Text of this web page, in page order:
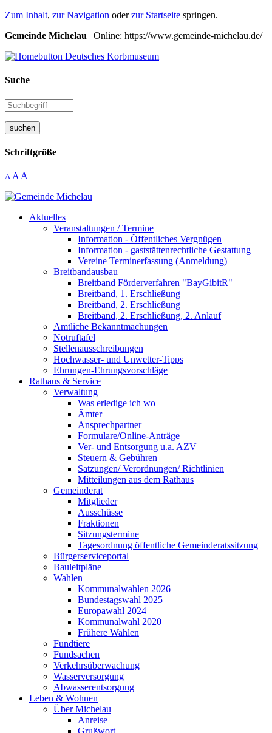
Zum Inhalt, zur Navigation oderzur Startseite springen.
Gemeinde Michelau | Online: https://www.gemeinde-michelau.de/
Suche
suchen
Schriftgröße
A A A
Aktuelles
Veranstaltungen / Termine
Information - Öffentliches Vergnügen
Information - gaststättenrechtliche Gestattung
Vereine Terminerfassung (Anmeldung)
Breitbandausbau
Breitband Förderverfahren "BayGibitR"
Breitband, 1. Erschließung
Breitband, 2. Erschließung
Breitband, 2. Erschließung, 2. Anlauf
Amtliche Bekanntmachungen
Notruftafel
Stellenausschreibungen
Hochwasser- und Unwetter-Tipps
Ehrungen-Ehrungsvorschläge
Rathaus & Service
Verwaltung
Was erledige ich wo
Ämter
Ansprechpartner
Formulare/Online-Anträge
Ver- und Entsorgung u.a. AZV
Steuern & Gebühren
Satzungen/ Verordnungen/ Richtlinien
Mitteilungen aus dem Rathaus
Gemeinderat
Mitglieder
Ausschüsse
Fraktionen
Sitzungstermine
Tagesordnung öffentliche Gemeinderatssitzung
Bürgerserviceportal
Bauleitpläne
Wahlen
Kommunalwahlen 2026
Bundestagswahl 2025
Europawahl 2024
Kommunalwahl 2020
Frühere Wahlen
Fundtiere
Fundsachen
Verkehrsüberwachung
Wasserversorgung
Abwasserentsorgung
Leben & Wohnen
Über Michelau
Anreise
Grußwort